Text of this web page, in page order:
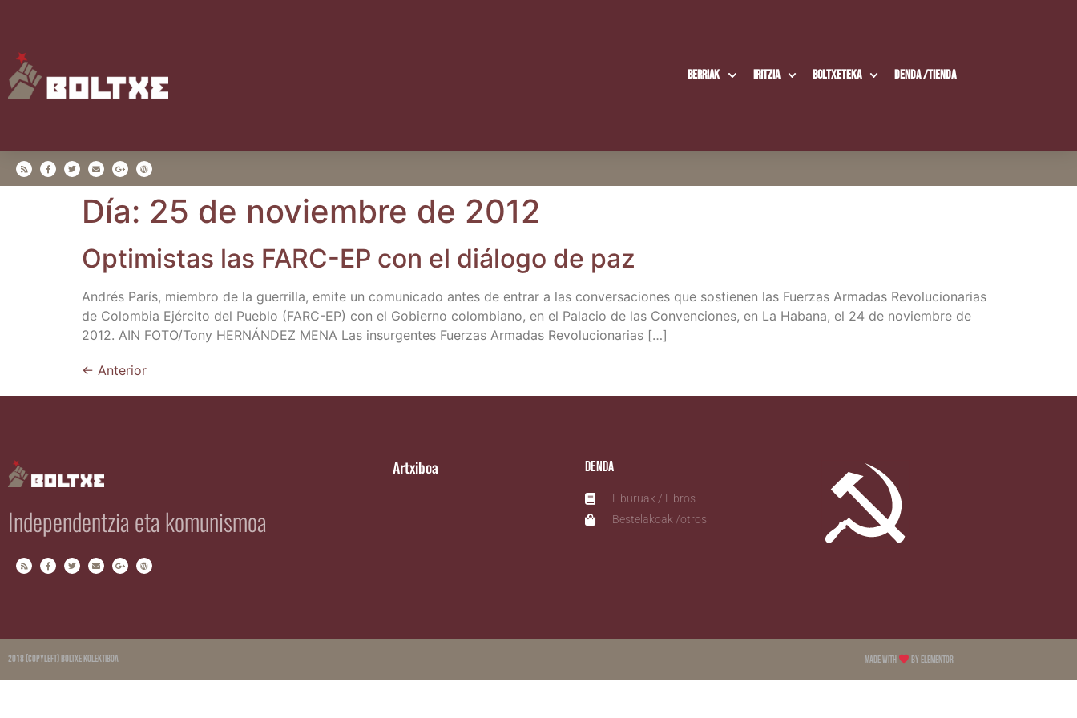
Berriak Iritzia Boltxe­te­ka Den­da /​Tien­da
Día: 25 de noviembre de 2012
Opti­mis­tas las FARC-EP con el diá­lo­go de paz
Andrés París, miem­bro de la gue­rri­lla, emi­te un comu­ni­ca­do antes de entrar a las con­ver­sa­cio­nes que sos­tie­nen las Fuer­zas Arma­das Revo­lu­cio­na­rias
de Colom­bia Ejér­ci­to del Pue­blo (FARC-EP) con el Gobierno colom­biano, en el Pala­cio de las Con­ven­cio­nes, en La Haba­na, el 24 de noviem­bre de
2012. AIN FOTO/​Tony HERNÁNDEZ MENA Las insur­gen­tes Fuer­zas Arma­das Revolucionarias […]
← Anterior
Independentzia eta komunismoa
Artxiboa Denda
Liburuak / Libros
Bestelakoak /otros
2018 (copyleft) Boltxe Kolektiboa Made with by Elementor